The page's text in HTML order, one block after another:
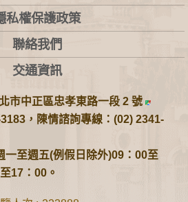
私權保護政策
聯絡我們
交通資訊
市中正區忠孝東路一段 2 號
，陳情諮詢專線：(02) 2341-
一至週五(例假日除外)09：00至
17：00。